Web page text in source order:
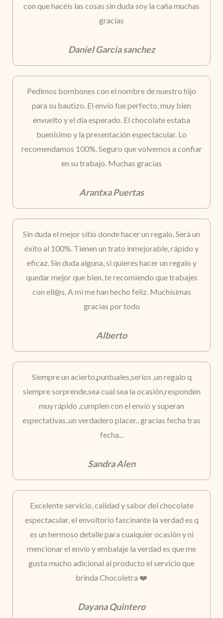
con que hacéis las cosas sin duda soy la caña muchas
gracias
Daniel Garcia sanchez
Pedimos bombones con el nombre de nuestro hijo
para su bautizo. El envío fue perfecto, muy bien
envuelto y el día esperado. El chocolate estaba
buenísimo y la presentación espectacular. Lo
recomendamos 100%. Seguro que volvemos a confiar
en su trabajo. Muchas gracias
Arantxa Puertas
Sin duda el mejor sitio donde hacer un regalo. Será un
éxito al 100%. Tienen un trato inmejorable, rápido y
eficaz. Sin duda alguna, si quieres hacer un regalo y
quedar mejor que bien, te recomiendo que trabajes
con ell@s. A mí me han hecho feliz. Muchísimas
gracias por todo
Alberto
Siempre un acierto,puntuales,serios ,un regalo q
siempre sorprende,sea cual sea la ocasión,responden
muy rápido ,cumplen con el envío y superan
espectativas..un verdadero placer.. gracias fecha tras
fecha...
Sandra Alen
Excelente servicio, calidad y sabor del chocolate
espectacular, el envoltorio fascinante la verdad es q
es un hermoso detalle para cualquier ocasión y ni
mencionar el envío y embalaje la verdad es que me
gusta mucho adicional al producto el servicio que
brinda Chocoletra ❤️
Dayana Quintero